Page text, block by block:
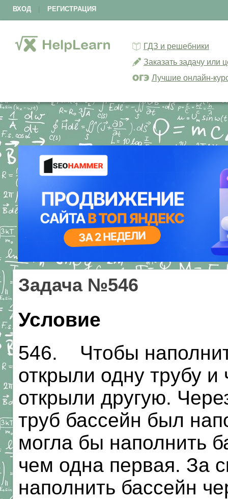
ВХОД РЕГИСТРАЦИЯ
ГДЗ и решебники
Заказать задачу или
Лучшие онлайн-
Задача №546
Условие
546. Чтобы
открыли одну трубу
открыли другую.
труб бассейн был
могла бы наполнить
чем одна первая. За
наполнить бассейн